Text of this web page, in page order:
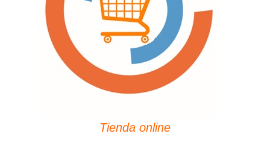
Tienda online